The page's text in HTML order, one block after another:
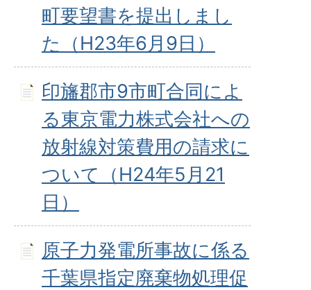
町要望書を提出しまし
た（H23年6月9日）
印旛郡市9市町合同によ
る東京電力株式会社への
放射線対策費用の請求に
ついて（H24年5月21
日）
原子力発電所事故に係る
千葉県指定廃棄物処理促